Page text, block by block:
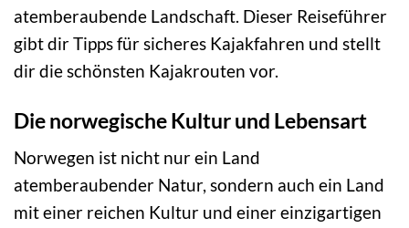
atemberaubende Landschaft. Dieser Reiseführer
gibt dir Tipps für sicheres Kajakfahren und stellt
dir die schönsten Kajakrouten vor.
Die norwegische Kultur und Lebensart
Norwegen ist nicht nur ein Land
atemberaubender Natur, sondern auch ein Land
mit einer reichen Kultur und einer einzigartigen